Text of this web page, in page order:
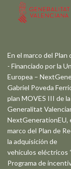
En el marco del
- Financiado por la
Europea –
Gabriel Poveda
plan MOVES III de la
Generalitat
NextGenerationEU,
marco del Plan de
la adquisición de
vehículos eléctricos
Programa de